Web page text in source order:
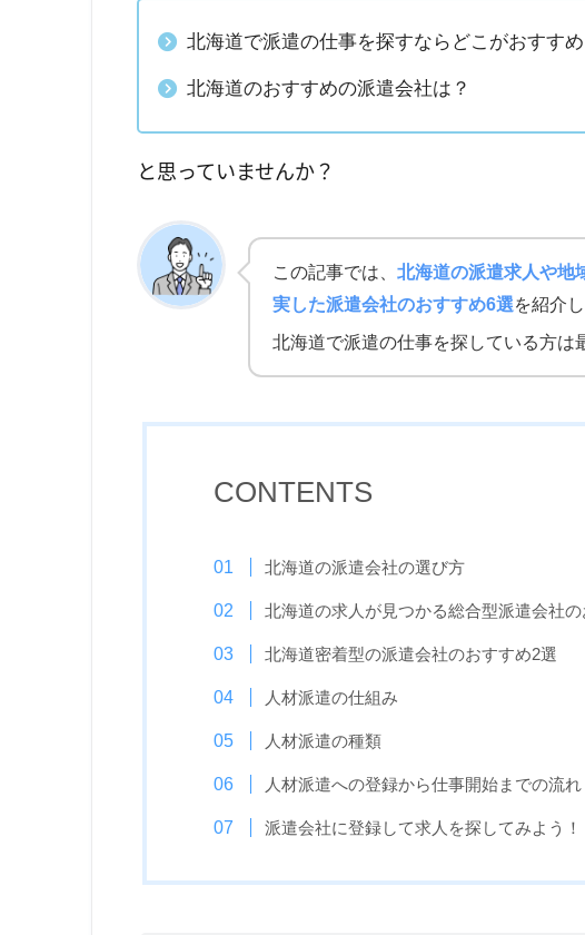
北海道で派遣の仕事を探すならどこがおすすめ
北海道のおすすめの派遣会社は？
と思っていませんか？
この記事では、 北海道の派遣求人や地
実した派遣会社のおすすめ6選を紹介し
北海道で派遣の仕事を探している方は
CONTENTS
北海道の派遣会社の選び方
北海道の求人が見つかる総合型派遣会社
北海道密着型の派遣会社のおすすめ2選
人材派遣の仕組み
人材派遣の種類
人材派遣への登録から仕事開始までの流れ
派遣会社に登録して求人を探してみよう！